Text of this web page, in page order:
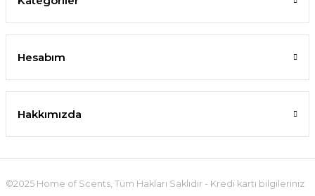
Hesabım
Hakkımızda
©2025 Home of Scents, Tüm Hakları Saklıdır - Kredi kartı bilgileriniz